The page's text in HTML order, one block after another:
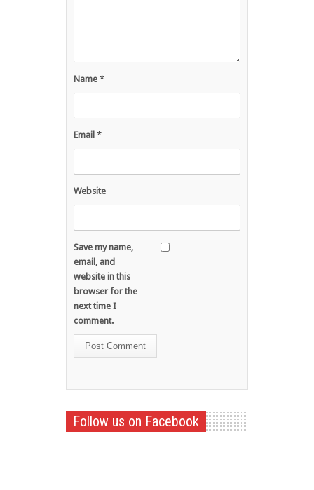
Name *
Email *
Website
Save my name,
email, and
website in this
browser for the
next time I
comment.
Follow us on Facebook